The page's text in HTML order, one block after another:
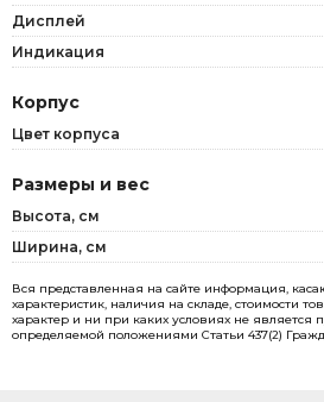
Дисплей
Индикация
Корпус
Цвет корпуса
Размеры и вес
Высота, см
Ширина, см
Вся представленная на сайте информация,
характеристик, наличия на складе, стоимости
характер и ни при каких условиях не является
определяемой положениями Статьи 437(2)